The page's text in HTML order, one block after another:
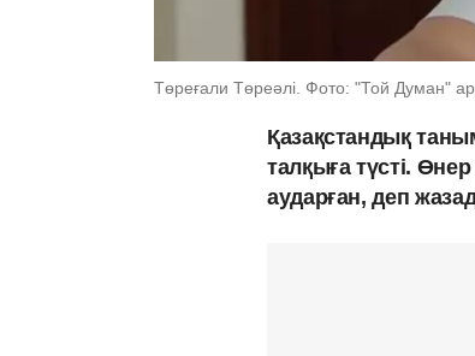
Төреғали Төреәлі. Фото: "Той Думан"
Қазақстандық
талқыға түсті.
аударған, деп